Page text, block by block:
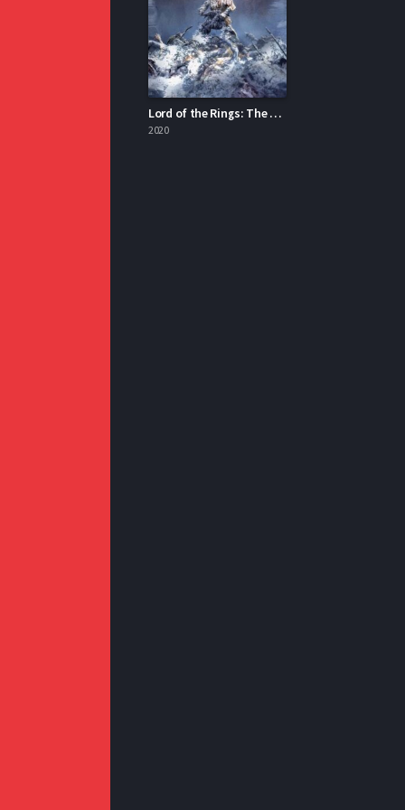
Lord of the Rings: The War of the Rohirrim İzle
2020